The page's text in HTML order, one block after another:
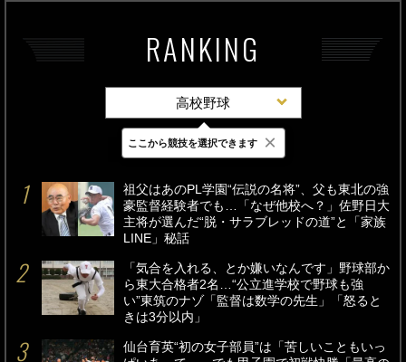
RANKING
高校野球
最新 24時間 週間
祖父はあのPL学園“伝説の名将”、父も東北の強
豪監督経験者でも…「なぜ他校へ？」佐野日大
主将が選んだ“脱・サラブレッドの道”と「家族
LINE」秘話
「気合を入れる、とか嫌いなんです」野球部か
ら東大合格者2名…“公立進学校で野球も強
い”東筑のナゾ「監督は数学の先生」「怒ると
きは3分以内」
仙台育英“初の女子部員”は「苦しいこともいっ
ここから競技を選択できます ×